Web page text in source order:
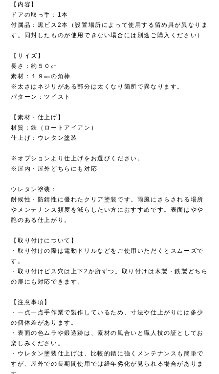
【内容】
ドアの取っ手：1本
付属品：黒ビス2本（設置場所によって使用する留め具が異なりま
す。同封したものが使用できない場合には別途ご購入ください）
【サイズ】
長さ：約５０㎝
素材：１９㎜の角棒
※太さはネジリがある部分は太くなり箇所で異なります。
パターン：ツイスト
【素材・仕上げ】
材質：鉄（ロートアイアン）
仕上げ：ウレタン塗装
※オプションより仕上げをお選びください。
※屋内・屋外どちらにも対応
ウレタン塗装：
耐候性・防錆性に優れたクリア塗装です。雨風にさらされる場所
やメンテナンス頻度を減らしたい方におすすめです。表面はやや
艶のある仕上がり。
【取り付けについて】
・取り付けの際は電動ドリルなどをご使用いただくとスムーズで
す。
・取り付けビス穴は上下2か所ずつ。取り付けは木製・鉄製どちら
の扉にも対応できます。
【注意事項】
・一点一点手作業で製作しているため、寸法や仕上がりには多少
の個体差があります。
・表面の色ムラや鍛造跡は、素材の風合いと職人技の証としてお
楽しみください。
・ウレタン塗装仕上げは、比較的錆に強くメンテナンスも簡単で
すが、屋外での長期間使用では経年劣化が見られる場合がありま